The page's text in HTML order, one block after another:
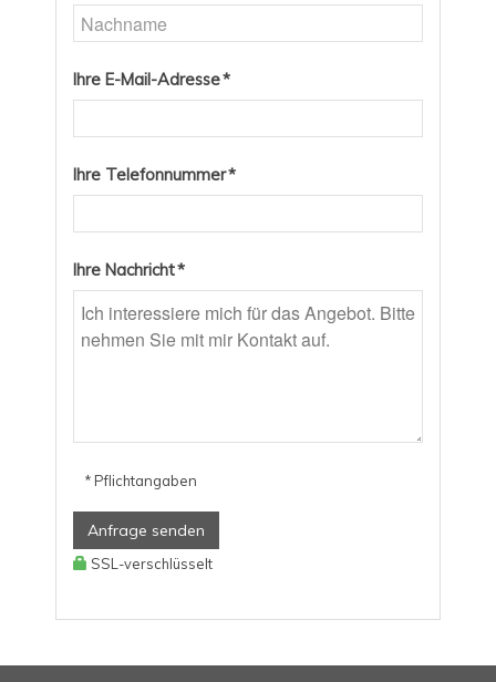
Ihre E-Mail-Adresse *
Ihre Telefonnummer *
Ihre Nachricht *
* Pflichtangaben
Anfrage senden
SSL-verschlüsselt